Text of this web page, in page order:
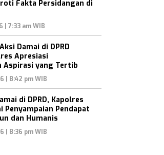
Fakta Persidangan di
| 7:33 am WIB
Damai di DPRD
Apresiasi
Aspirasi yang Tertib
| 8:42 pm WIB
di DPRD, Kapolres
Penyampaian Pendapat
dan Humanis
| 8:36 pm WIB